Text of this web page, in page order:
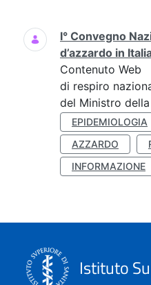
Ricerca
I° Convegno
d’azzardo in
Contenuto Web
di respiro
del Ministro
EPIDEMIOLOGIA
AZZARDO
INFORMAZIONE
Istituto